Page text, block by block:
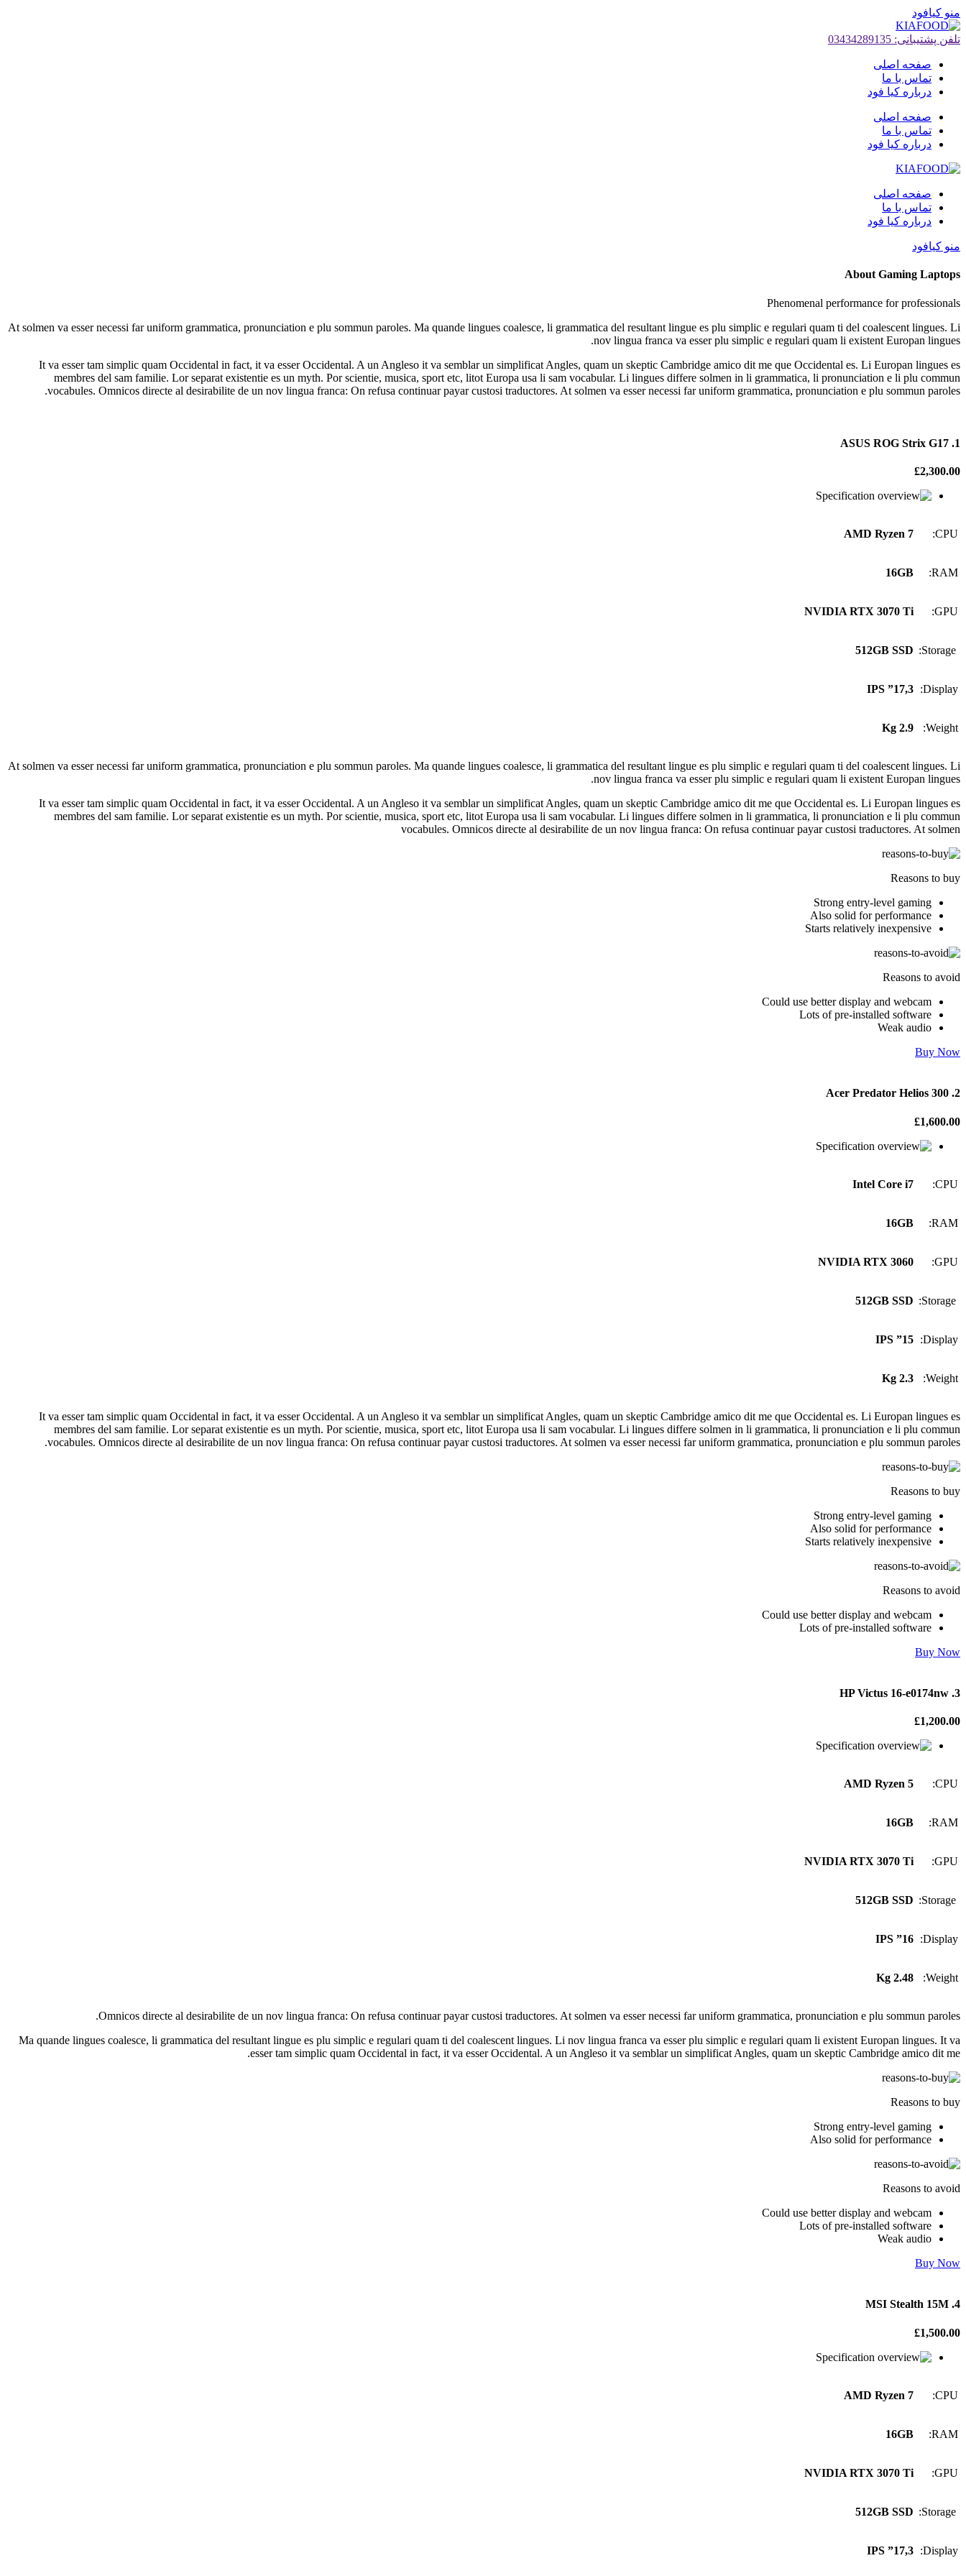
منو کیافود
تلفن پشتیبانی: 03434289135
صفحه اصلی
تماس با ما
درباره کیا فود
صفحه اصلی
تماس با ما
درباره کیا فود
صفحه اصلی
تماس با ما
درباره کیا فود
منو کیافود
About Gaming Laptops
Phenomenal performance for professionals
At solmen va esser necessi far uniform grammatica, pronunciation e plu sommun paroles. Ma quande lingues coalesce, li grammatica del resultant lingue es plu simplic e regulari quam ti del coalescent lingues. Li
nov lingua franca va esser plu simplic e regulari quam li existent Europan lingues.
It va esser tam simplic quam Occidental in fact, it va esser Occidental. A un Angleso it va semblar un simplificat Angles, quam un skeptic Cambridge amico dit me que Occidental es. Li Europan lingues es
membres del sam familie. Lor separat existentie es un myth. Por scientie, musica, sport etc, litot Europa usa li sam vocabular. Li lingues differe solmen in li grammatica, li pronunciation e li plu commun
vocabules. Omnicos directe al desirabilite de un nov lingua franca: On refusa continuar payar custosi traductores. At solmen va esser necessi far uniform grammatica, pronunciation e plu sommun paroles.
1. ASUS ROG Strix G17
£2,300.00
Specification
CPU:
AMD Ryzen 7
RAM:
16GB
GPU:
NVIDIA RTX 3070 Ti
Storage:
512GB SSD
Display:
17,3” IPS
Weight:
2.9 Kg
At solmen va esser necessi far uniform grammatica, pronunciation e plu sommun paroles. Ma quande lingues coalesce, li grammatica del resultant lingue es plu simplic e regulari quam ti del coalescent lingues. Li
nov lingua franca va esser plu simplic e regulari quam li existent Europan lingues.
It va esser tam simplic quam Occidental in fact, it va esser Occidental. A un Angleso it va semblar un simplificat Angles, quam un skeptic Cambridge amico dit me que Occidental es. Li Europan lingues es
membres del sam familie. Lor separat existentie es un myth. Por scientie, musica, sport etc, litot Europa usa li sam vocabular. Li lingues differe solmen in li grammatica, li pronunciation e li plu commun
vocabules. Omnicos directe al desirabilite de un nov lingua franca: On refusa continuar payar custosi traductores. At solmen
Reasons to buy
Strong entry-level gaming
Also solid for performance
Starts relatively inexpensive
Reasons to avoid
Could use better display and webcam
Lots of pre-installed software
Weak audio
Buy Now
2. Acer Predator Helios 300
£1,600.00
Specification
CPU:
Intel Core i7
RAM:
16GB
GPU:
NVIDIA RTX 3060
Storage:
512GB SSD
Display:
15” IPS
Weight:
2.3 Kg
It va esser tam simplic quam Occidental in fact, it va esser Occidental. A un Angleso it va semblar un simplificat Angles, quam un skeptic Cambridge amico dit me que Occidental es. Li Europan lingues es
membres del sam familie. Lor separat existentie es un myth. Por scientie, musica, sport etc, litot Europa usa li sam vocabular. Li lingues differe solmen in li grammatica, li pronunciation e li plu commun
vocabules. Omnicos directe al desirabilite de un nov lingua franca: On refusa continuar payar custosi traductores. At solmen va esser necessi far uniform grammatica, pronunciation e plu sommun paroles.
Reasons to buy
Strong entry-level gaming
Also solid for performance
Starts relatively inexpensive
Reasons to avoid
Could use better display and webcam
Lots of pre-installed software
Buy Now
3. HP Victus 16-e0174nw
£1,200.00
Specification
CPU:
AMD Ryzen 5
RAM:
16GB
GPU:
NVIDIA RTX 3070 Ti
Storage:
512GB SSD
Display:
16” IPS
Weight:
2.48 Kg
Omnicos directe al desirabilite de un nov lingua franca: On refusa continuar payar custosi traductores. At solmen va esser necessi far uniform grammatica, pronunciation e plu sommun paroles.
Ma quande lingues coalesce, li grammatica del resultant lingue es plu simplic e regulari quam ti del coalescent lingues. Li nov lingua franca va esser plu simplic e regulari quam li existent Europan lingues. It va
esser tam simplic quam Occidental in fact, it va esser Occidental. A un Angleso it va semblar un simplificat Angles, quam un skeptic Cambridge amico dit me.
Reasons to buy
Strong entry-level gaming
Also solid for performance
Reasons to avoid
Could use better display and webcam
Lots of pre-installed software
Weak audio
Buy Now
4. MSI Stealth 15M
£1,500.00
Specification
CPU:
AMD Ryzen 7
RAM:
16GB
GPU:
NVIDIA RTX 3070 Ti
Storage:
512GB SSD
Display:
17,3” IPS